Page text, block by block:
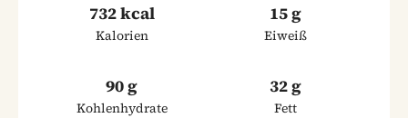
732 kcal
Kalorien
15 g
Eiweiß
90 g
Kohlenhydrate
32 g
Fett